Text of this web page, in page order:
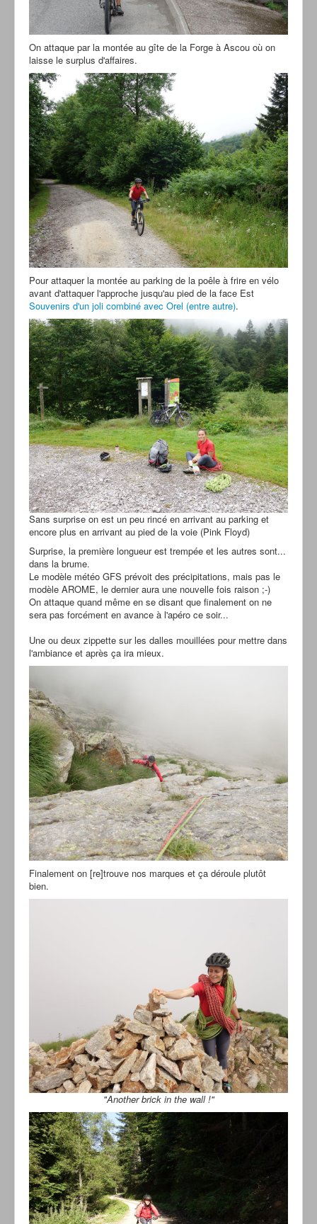
On attaque par la montée au gîte de la Forge à Ascou où on
laisse le surplus d'affaires.
Pour attaquer la montée au parking de la poêle à frire en vélo
avant d'attaquer l'approche jusqu'au pied de la face Est
Souvenirs d'un joli combiné avec Orel (entre autre).
Sans surprise on est un peu rincé en arrivant au parking et
encore plus en arrivant au pied de la voie (Pink Floyd)
Surprise, la première longueur est trempée et les autres sont...
dans la brume.
Le modèle météo GFS prévoit des précipitations, mais pas le
modèle AROME, le dernier aura une nouvelle fois raison ;-)
On attaque quand même en se disant que finalement on ne
sera pas forcément en avance à l'apéro ce soir...
Une ou deux zippette sur les dalles mouillées pour mettre dans
l'ambiance et après ça ira mieux.
Finalement on [re]trouve nos marques et ça déroule plutôt
bien.
"Another brick in the wall !"